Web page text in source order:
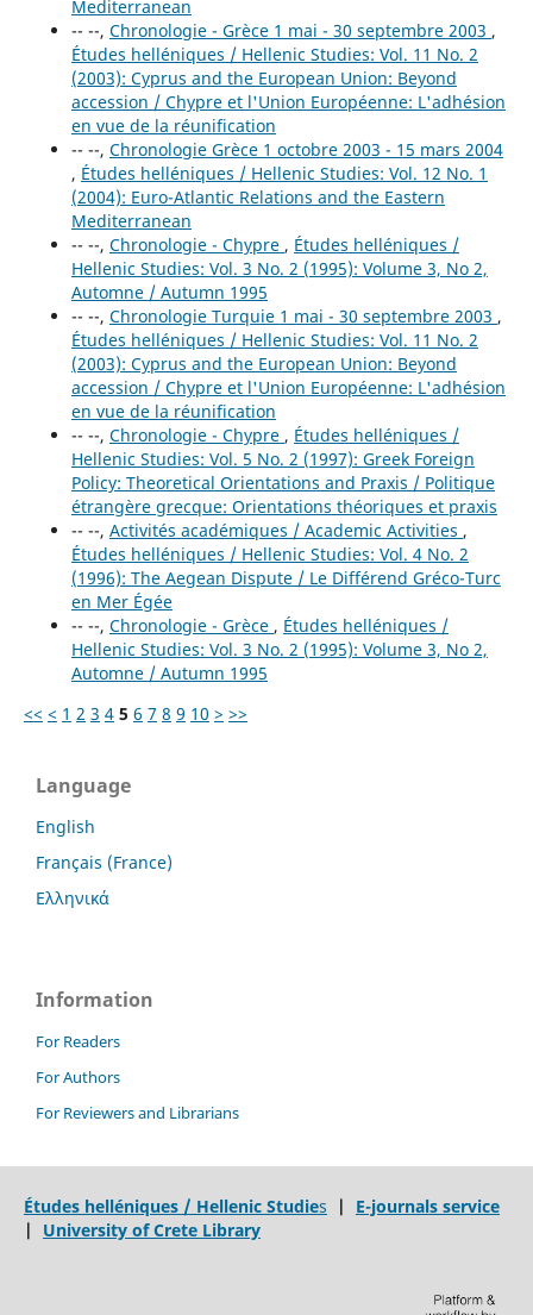
Mediterranean
-- --, Chronologie - Grèce 1 mai - 30 septembre 2003 ,
Études helléniques / Hellenic Studies: Vol. 11 No. 2
(2003): Cyprus and the European Union: Beyond
accession / Chypre et l'Union Européenne: L'adhésion
en vue de la réunification
-- --, Chronologie Grèce 1 octobre 2003 - 15 mars 2004
, Études helléniques / Hellenic Studies: Vol. 12 No. 1
(2004): Euro-Atlantic Relations and the Eastern
Mediterranean
-- --, Chronologie - Chypre , Études helléniques /
Hellenic Studies: Vol. 3 No. 2 (1995): Volume 3, No 2,
Automne / Autumn 1995
-- --, Chronologie Turquie 1 mai - 30 septembre 2003 ,
Études helléniques / Hellenic Studies: Vol. 11 No. 2
(2003): Cyprus and the European Union: Beyond
accession / Chypre et l'Union Européenne: L'adhésion
en vue de la réunification
-- --, Chronologie - Chypre , Études helléniques /
Hellenic Studies: Vol. 5 No. 2 (1997): Greek Foreign
Policy: Theoretical Orientations and Praxis / Politique
étrangère grecque: Orientations théoriques et praxis
-- --, Activités académiques / Academic Activities ,
Études helléniques / Hellenic Studies: Vol. 4 No. 2
(1996): The Aegean Dispute / Le Différend Gréco-Turc
en Mer Égée
-- --, Chronologie - Grèce , Études helléniques /
Hellenic Studies: Vol. 3 No. 2 (1995): Volume 3, No 2,
Automne / Autumn 1995
<< < 1 2 3 4 5 6 7 8 9 10 > >>
Language
English
Français (France)
Ελληνικά
Information
For Readers
For Authors
For Reviewers and Librarians
Études helléniques / Hellenic Studies | E-journals service
| University of Crete Library